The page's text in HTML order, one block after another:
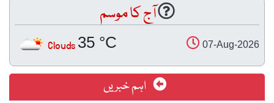
آج کا موسم
07-Aug-2026
35 °C
Clouds
اہم خبریں